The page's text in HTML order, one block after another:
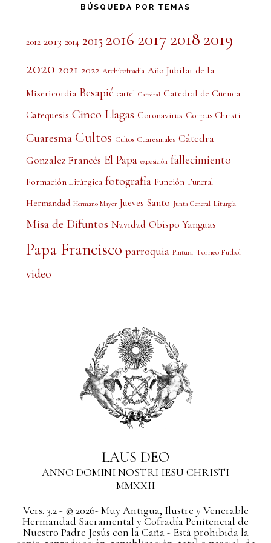
BÚSQUEDA POR TEMAS
2012 2013 2014 2015 2016 2017 2018 2019
2020 2021 2022 Archicofradía Año Jubilar de la
Misericordia Besapié cartel Catedral Catedral de Cuenca
Catequesis Cinco Llagas Coronavirus Corpus Christi
Cuaresma Cultos Cultos Cuaresmales Cátedra
Gonzalez Francés El Papa exposición fallecimiento
Formación Litúrgica fotografía Función Funeral
Hermandad Hermano Mayor Jueves Santo Junta General Liturgia
Misa de Difuntos Navidad Obispo Yanguas
Papa Francisco parroquia Pintura Torneo Futbol
video
LAUS DEO
ANNO DOMINI NOSTRI IESU CHRISTI
MMXXII
Vers. 3.2 - © 2026- Muy Antigua, Ilustre y Venerable
Hermandad Sacramental y Cofradía Penitencial de
Nuestro Padre Jesús con la Caña - Está prohibida la